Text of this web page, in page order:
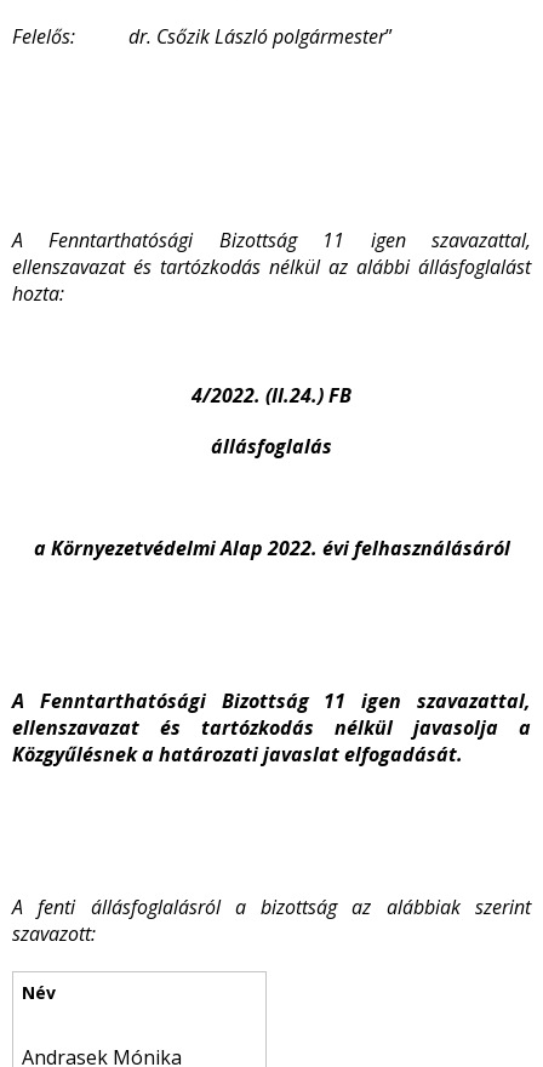
Felelős: dr. Csőzik László polgármester”
A Fenntarthatósági Bizottság 11 igen szavazattal,
ellenszavazat és tartózkodás nélkül az alábbi állásfoglalást
hozta:
4/2022. (II.24.) FB
állásfoglalás
a Környezetvédelmi Alap 2022. évi felhasználásáról
A Fenntarthatósági Bizottság 11 igen szavazattal,
ellenszavazat és tartózkodás nélkül javasolja a
Közgyűlésnek a határozati javaslat elfogadását.
A fenti állásfoglalásról a bizottság az alábbiak szerint
szavazott:
Andrasek Mónika